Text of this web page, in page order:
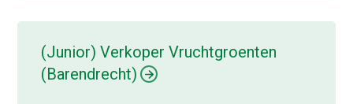
(Junior) Verkoper Vruchtgroenten
(Barendrecht)